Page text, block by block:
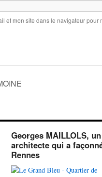
et mon site dans le navigateur pour
Georges MAILLOLS, un
architecte qui a
Rennes